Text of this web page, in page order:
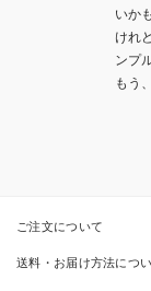
いか
けれ
ンプ
もう
ご注文について
送料・お届け方法につ